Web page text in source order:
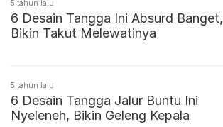
5 tahun lalu
6 Desain Tangga Ini Absurd Banget,
Bikin Takut Melewatinya
5 tahun lalu
6 Desain Tangga Jalur Buntu Ini
Nyeleneh, Bikin Geleng Kepala